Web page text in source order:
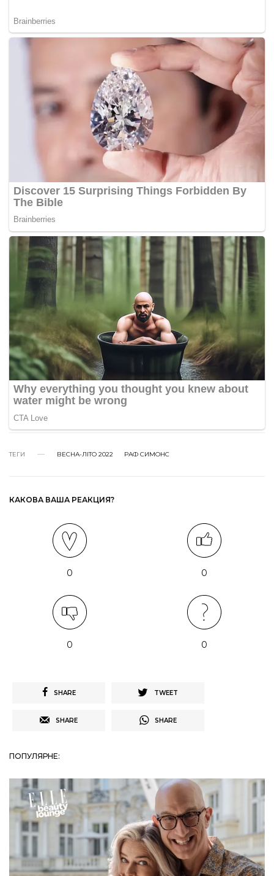
ТЕГИ ВЕСНА-ЛІТО 2022 РАФ СИМОНС
КАКОВА ВАША РЕАКЦИЯ?
0 0
0 0
SHARE TWEET
SHARE SHARE
ПОПУЛЯРНЕ: